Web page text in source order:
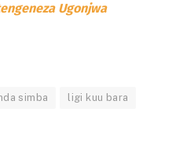
Ugonjwa
simba ligi kuu bara